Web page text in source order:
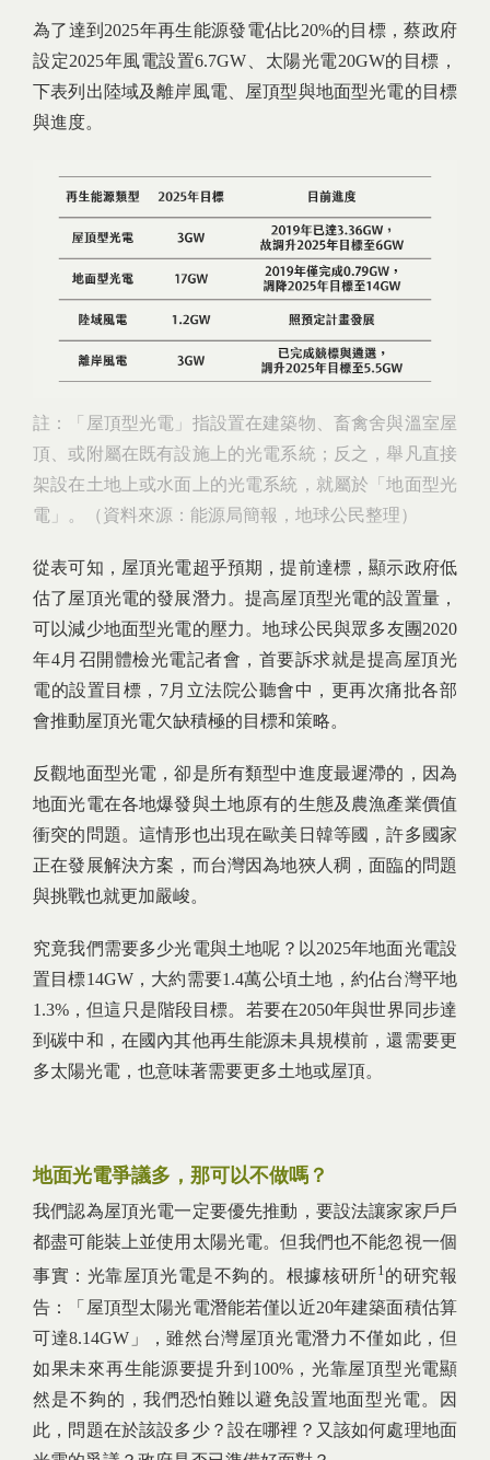
為了達到2025年再生能源發電佔比20%的目標，蔡政府
設定2025年風電設置6.7GW、太陽光電20GW的目標，
下表列出陸域及離岸風電、屋頂型與地面型光電的目標
與進度。
註：「屋頂型光電」指設置在建築物、畜禽舍與溫室屋
頂、或附屬在既有設施上的光電系統；反之，舉凡直接
架設在土地上或水面上的光電系統，就屬於「地面型光
電」。（資料來源：能源局簡報，地球公民整理）
從表可知，屋頂光電超乎預期，提前達標，顯示政府低
估了屋頂光電的發展潛力。提高屋頂型光電的設置量，
可以減少地面型光電的壓力。地球公民與眾多友團2020
年4月召開體檢光電記者會，首要訴求就是提高屋頂光
電的設置目標，7月立法院公聽會中，更再次痛批各部
會推動屋頂光電欠缺積極的目標和策略。
反觀地面型光電，卻是所有類型中進度最遲滯的，因為
地面光電在各地爆發與土地原有的生態及農漁產業價值
衝突的問題。這情形也出現在歐美日韓等國，許多國家
正在發展解決方案，而台灣因為地狹人稠，面臨的問題
與挑戰也就更加嚴峻。
究竟我們需要多少光電與土地呢？以2025年地面光電設
置目標14GW，大約需要1.4萬公頃土地，約佔台灣平地
1.3%，但這只是階段目標。若要在2050年與世界同步達
到碳中和，在國內其他再生能源未具規模前，還需要更
多太陽光電，也意味著需要更多土地或屋頂。
地面光電爭議多，那可以不做嗎？
我們認為屋頂光電一定要優先推動，要設法讓家家戶戶
都盡可能裝上並使用太陽光電。但我們也不能忽視一個
事實：光靠屋頂光電是不夠的。根據核研所1的研究報
告：「屋頂型太陽光電潛能若僅以近20年建築面積估算
可達8.14GW」，雖然台灣屋頂光電潛力不僅如此，但
如果未來再生能源要提升到100%，光靠屋頂型光電顯
然是不夠的，我們恐怕難以避免設置地面型光電。因
此，問題在於該設多少？設在哪裡？又該如何處理地面